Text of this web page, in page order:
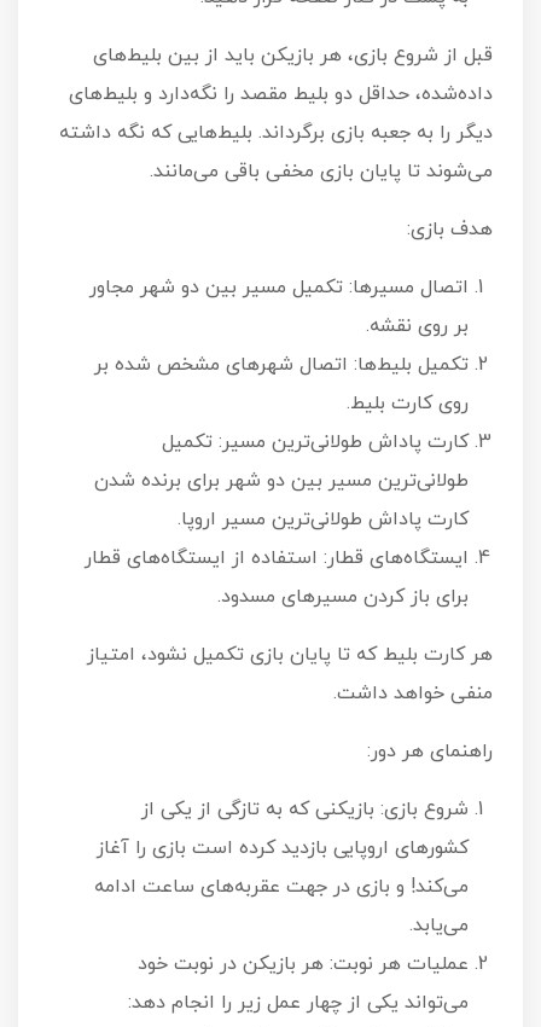
قبل از شروع بازی، هر بازیکن باید از بین بلیط‌های
داده‌شده، حداقل دو بلیط مقصد را نگه‌دارد و بلیط‌های
دیگر را به جعبه بازی برگرداند. بلیط‌هایی که نگه داشته
می‌شوند تا پایان بازی مخفی باقی می‌مانند.
هدف بازی:
اتصال مسیرها: تکمیل مسیر بین دو شهر مجاور
بر روی نقشه.
تکمیل بلیط‌ها: اتصال شهرهای مشخص شده بر
روی کارت بلیط.
کارت پاداش طولانی‌ترین مسیر: تکمیل
طولانی‌ترین مسیر بین دو شهر برای برنده شدن
کارت پاداش طولانی‌ترین مسیر اروپا.
ایستگاه‌های قطار: استفاده از ایستگاه‌های قطار
برای باز کردن مسیرهای مسدود.
هر کارت بلیط که تا پایان بازی تکمیل نشود، امتیاز
منفی خواهد داشت.
راهنمای هر دور:
شروع بازی: بازیکنی که به تازگی از یکی از
کشورهای اروپایی بازدید کرده است بازی را آغاز
می‌کند! و بازی در جهت عقربه‌های ساعت ادامه
می‌یابد.
عملیات هر نوبت: هر بازیکن در نوبت خود
می‌تواند یکی از چهار عمل زیر را انجام دهد: